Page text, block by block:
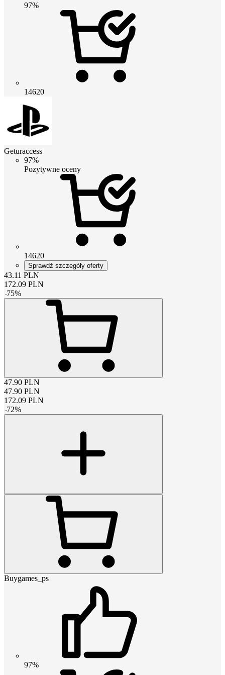
97%
14620
Geturaccess
97%
Pozytywne oceny
14620
Sprawdź szczegóły oferty
43.11 PLN
172.09 PLN
-75%
47.90 PLN
47.90 PLN
172.09 PLN
-72%
Buygames_ps
97%